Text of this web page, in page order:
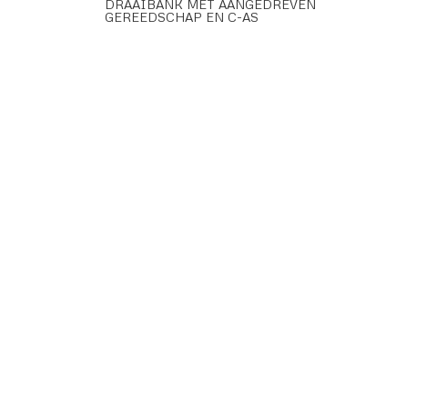
DRAAIBANK MET AANGEDREVEN
GEREEDSCHAP EN C-AS